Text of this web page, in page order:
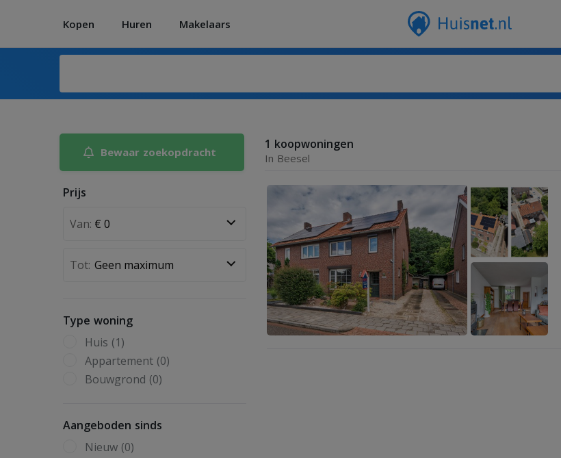
Kopen Huren Makelaars
Bewaar zoekopdracht
1 koopwoningen
In Beesel
Prijs
Van:
Tot:
Type woning
Huis (1)
Appartement (0)
Bouwgrond (0)
Aangeboden sinds
Nieuw (0)